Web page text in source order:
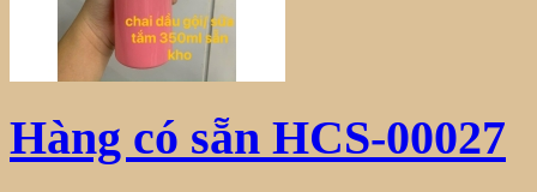
Hàng có sẵn HCS-00027